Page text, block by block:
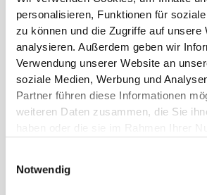
personalisieren, Funktionen für
zu können und die Zugriffe auf unsere
analysieren. Außerdem geben wir
Verwendung unserer Website an
soziale Medien, Werbung und
Partner führen diese Informationen
weiteren Daten zusammen, die Sie
Notwendig
Absolute Bewegungsfreiheit.